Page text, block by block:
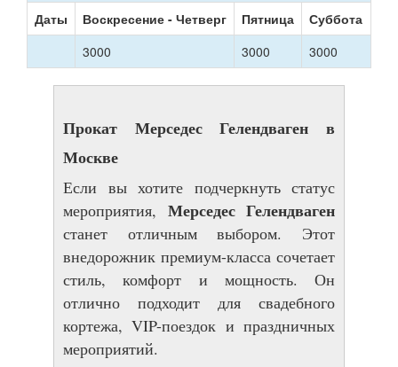
Даты
Воскресение - Четверг Пятница
Суббота
3000
3000 3000
Прокат Мерседес Гелендваген в
Москве
Если вы хотите подчеркнуть статус
мероприятия, Мерседес Гелендваген
станет отличным выбором. Этот
внедорожник премиум-класса сочетает
стиль, комфорт и мощность. Он
отлично подходит для свадебного
кортежа, VIP-поездок и праздничных
мероприятий.